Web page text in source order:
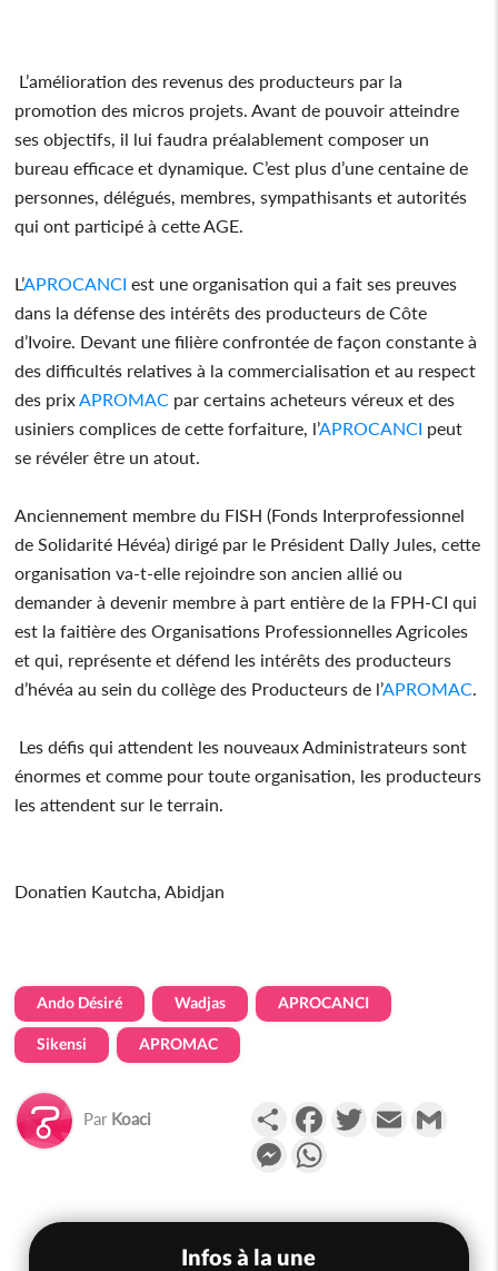
L’amélioration des revenus des producteurs par la
promotion des micros projets. Avant de pouvoir atteindre
ses objectifs, il lui faudra préalablement composer un
bureau efficace et dynamique. C’est plus d’une centaine de
personnes, délégués, membres, sympathisants et autorités
qui ont participé à cette AGE.
L’APROCANCI est une organisation qui a fait ses preuves
dans la défense des intérêts des producteurs de Côte
d’Ivoire. Devant une filière confrontée de façon constante à
des difficultés relatives à la commercialisation et au respect
des prixAPROMAC par certains acheteurs véreux et des
usiniers complices de cette forfaiture, l’APROCANCI peut
se révéler être un atout.
Anciennement membre du FISH (Fonds Interprofessionnel
de Solidarité Hévéa) dirigé par le Président Dally Jules, cette
organisation va-t-elle rejoindre son ancien allié ou
demander à devenir membre à part entière de la FPH-CI qui
est la faitière des Organisations Professionnelles Agricoles
et qui, représente et défend les intérêts des producteurs
d’hévéa au sein du collège des Producteurs de l’APROMAC.
Les défis qui attendent les nouveaux Administrateurs sont
énormes et comme pour toute organisation, les producteurs
les attendent sur le terrain.
Donatien Kautcha, Abidjan
Ando Désiré Wadjas APROCANCI
Sikensi APROMAC
Par Koaci PartagerFacebookTwitterEmail
Messenger
Infos à la une